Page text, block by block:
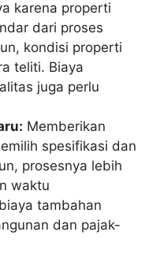
karena properti
dari proses
kondisi properti
teliti. Biaya
juga perlu
Memberikan
spesifikasi dan
prosesnya lebih
waktu
tambahan
dan pajak-